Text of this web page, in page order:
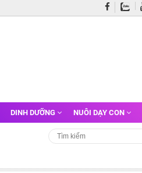
DINH DƯỠNG NUÔI DẠY CON